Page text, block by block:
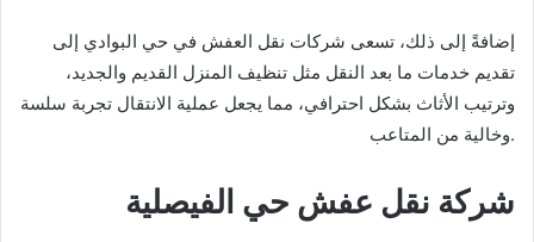
إضافةً إلى ذلك، تسعى شركات نقل العفش في حي البوادي إلى
تقديم خدمات ما بعد النقل مثل تنظيف المنزل القديم والجديد،
وترتيب الأثاث بشكل احترافي، مما يجعل عملية الانتقال تجربة سلسة
وخالية من المتاعب.
شركة نقل عفش حي الفيصلية